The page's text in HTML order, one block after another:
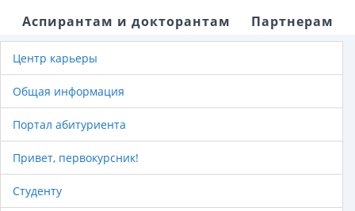
Аспирантам и докторантам
Партнерам
Центр карьеры
Общая информация
Портал абитуриента
Привет, первокурсник!
Студенту